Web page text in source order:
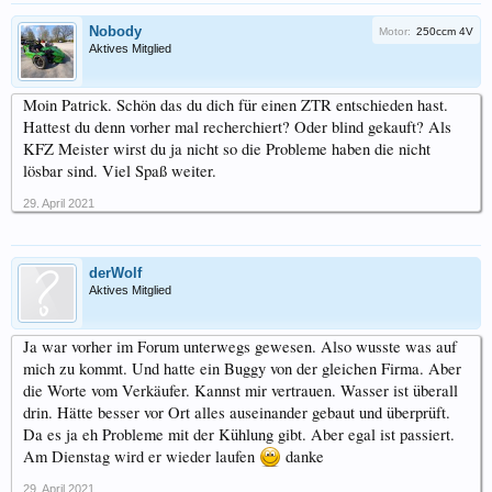
Nobody
Aktives Mitglied
Motor: 250ccm 4V
Moin Patrick. Schön das du dich für einen ZTR entschieden hast.
Hattest du denn vorher mal recherchiert? Oder blind gekauft? Als
KFZ Meister wirst du ja nicht so die Probleme haben die nicht
lösbar sind. Viel Spaß weiter.
29. April 2021
derWolf
Aktives Mitglied
Ja war vorher im Forum unterwegs gewesen. Also wusste was auf
mich zu kommt. Und hatte ein Buggy von der gleichen Firma. Aber
die Worte vom Verkäufer. Kannst mir vertrauen. Wasser ist überall
drin. Hätte besser vor Ort alles auseinander gebaut und überprüft.
Da es ja eh Probleme mit der Kühlung gibt. Aber egal ist passiert.
Am Dienstag wird er wieder laufen
danke
29. April 2021